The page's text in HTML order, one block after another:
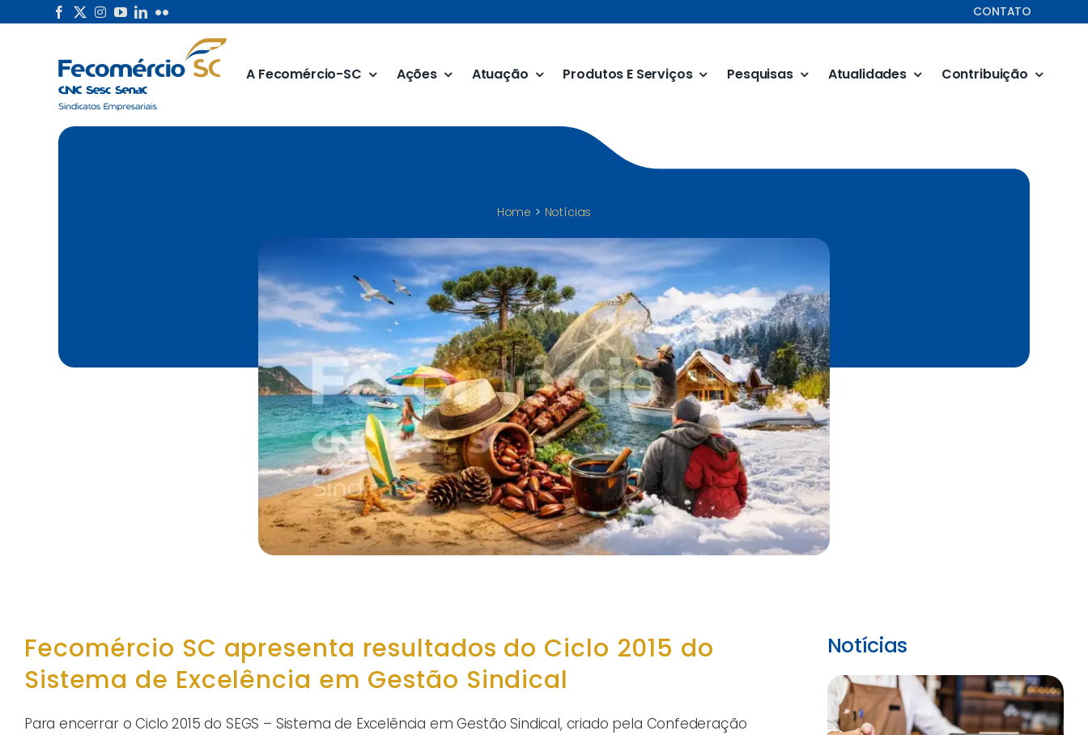
CONTATO
A Fecomércio-SC Ações Atuação Produtos E Serviços Pesquisas Atualidades Contribuição
Home Notícias
Fecomércio SC apresenta resultados do Ciclo 2015 do
Sistema de Excelência em Gestão Sindical
Para encerrar o Ciclo 2015 do SEGS – Sistema de Excelência em Gestão Sindical, criado pela Confederação
Notícias